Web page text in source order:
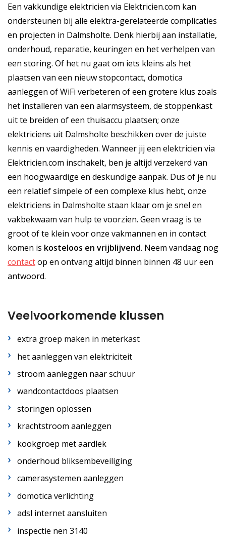
Een vakkundige elektricien via Elektricien.com kan
ondersteunen bij alle elektra-gerelateerde complicaties
en projecten in Dalmsholte. Denk hierbij aan installatie,
onderhoud, reparatie, keuringen en het verhelpen van
een storing. Of het nu gaat om iets kleins als het
plaatsen van een nieuw stopcontact, domotica
aanleggen of WiFi verbeteren of een grotere klus zoals
het installeren van een alarmsysteem, de stoppenkast
uit te breiden of een thuisaccu plaatsen; onze
elektriciens uit Dalmsholte beschikken over de juiste
kennis en vaardigheden. Wanneer jij een elektricien via
Elektricien.com inschakelt, ben je altijd verzekerd van
een hoogwaardige en deskundige aanpak. Dus of je nu
een relatief simpele of een complexe klus hebt, onze
elektriciens in Dalmsholte staan klaar om je snel en
vakbekwaam van hulp te voorzien. Geen vraag is te
groot of te klein voor onze vakmannen en in contact
komen is kosteloos en vrijblijvend. Neem vandaag nog
contactop en ontvang altijd binnen binnen 48 uur een
antwoord.
Veelvoorkomende klussen
extra groep maken in meterkast
het aanleggen van elektriciteit
stroom aanleggen naar schuur
wandcontactdoos plaatsen
storingen oplossen
krachtstroom aanleggen
kookgroep met aardlek
onderhoud bliksembeveiliging
camerasystemen aanleggen
domotica verlichting
adsl internet aansluiten
inspectie nen 3140